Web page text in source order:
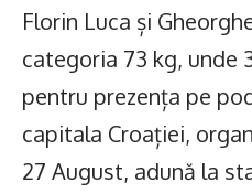
Florin Luca și
categoria 73 kg, unde
pentru prezența pe
capitala Croației,
27 August, adună la